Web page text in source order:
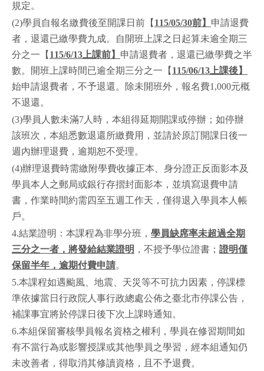
規定。
(2)學員自報名繳費後至開課日前【 115/05/30前】 申請退費
者，退還已繳學費九成。自開班上課之日起算未逾全期三
分之一【 115/6/13上課前】 申請退費者，退還已繳學費之半
數。開班上課時間已逾全期三分之一【 115/06/13上課後】
始申請退費者，不予退還。除未開班外，報名費1,000元概
不退還。
(3)學員人數未滿7人時，本組得延期開課或停辦；如停辦
該班次，本組悉數退還所繳費用，並請於原訂開課日後一
週內辦理退費，逾期恕不受理。
(4)辦理退費時需繳附學費收據正本、身分證正反面影本及
學員本人之郵局或銀行存摺封面影本，並填寫退費申請
書，作業時間約需四至五週工作天，僅得退入學員本人帳
戶。
4.結業證明：本課程為非學分班， 學員缺席率未超過全期
三分之一者，將發給結業證明 ，不授予學位證書； 證明僅
保留半年，逾期付費申請。
5.本課程如遇颱風、地震、天災等不可抗力因素，停課標
準依據當日行政院人事行政總處公佈之臺北市停課公告，
補課事宜將於停課日後下次上課時通知。
6.本組保留審核學員報名資格之權利，學員在修習期間如
有不當行為或影響授課或其他學員之學習，經本組通知仍
未改善者，得取消其修讀資格，且不予退費。